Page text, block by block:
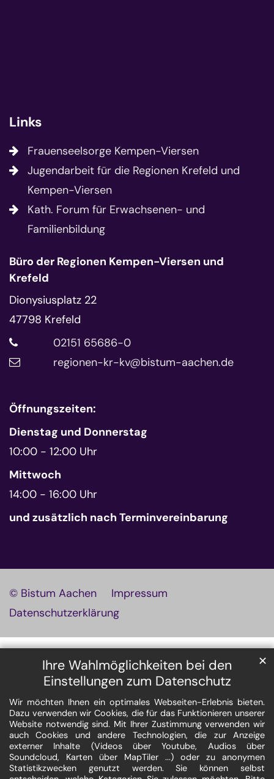
Ihre Wahlmöglichkeiten bei den
Einstellungen zum Datenschutz
Wir möchten Ihnen ein optimales Webseiten-Erlebnis bieten.
Dazu verwenden wir Cookies, die für das Funktionieren unserer
Website notwendig sind. Mit Ihrer Zustimmung verwenden wir
auch Cookies und andere Technologien, die zur Anzeige
externer Inhalte (Videos über Youtube, Audios über
Soundcloud, Karten über MapTiler ...) oder zu anonymen
Statistikzwecken genutzt werden. Sie können selbst
✕
Links
Frauenseelsorge Kempen-Viersen
Jugendarbeit für die Regionen Krefeld und
Kempen-Viersen
Kath. Forum für Erwachsenen- und
Familienbildung
Büro der Regionen Kempen-Viersen und
Krefeld
Dionysiusplatz 22
47798 Krefeld
02151 65686-0
regionen-kr-kv@bistum-aachen.de
Öffnungszeiten:
Dienstag und Donnerstag
10:00 - 12:00 Uhr
Mittwoch
14:00 - 16:00 Uhr
und zusätzlich nach Terminvereinbarung
© Bistum Aachen
Impressum
Datenschutzerklärung